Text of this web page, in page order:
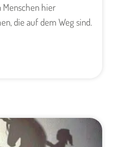
Menschen hier
die auf dem Weg sind.